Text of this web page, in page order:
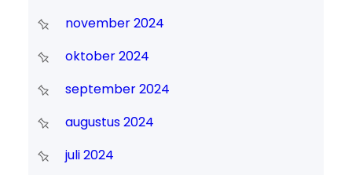
november 2024
oktober 2024
september 2024
augustus 2024
juli 2024